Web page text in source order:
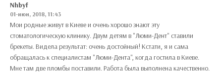
Nhbyf
01-июн, 2018, 11:43
Мои родные живут в Киеве и очень хорошо знают эту
стоматологическую клинику. Двум детям в "Люми-Дент" ставили
брекеты. Видела результат: очень достойный! Кстати, я и сама
обращалась к специалистам "Люми-Дента", когда гостила в Киеве.
Мне там две пломбы поставили. Работа была выполнена качественно.